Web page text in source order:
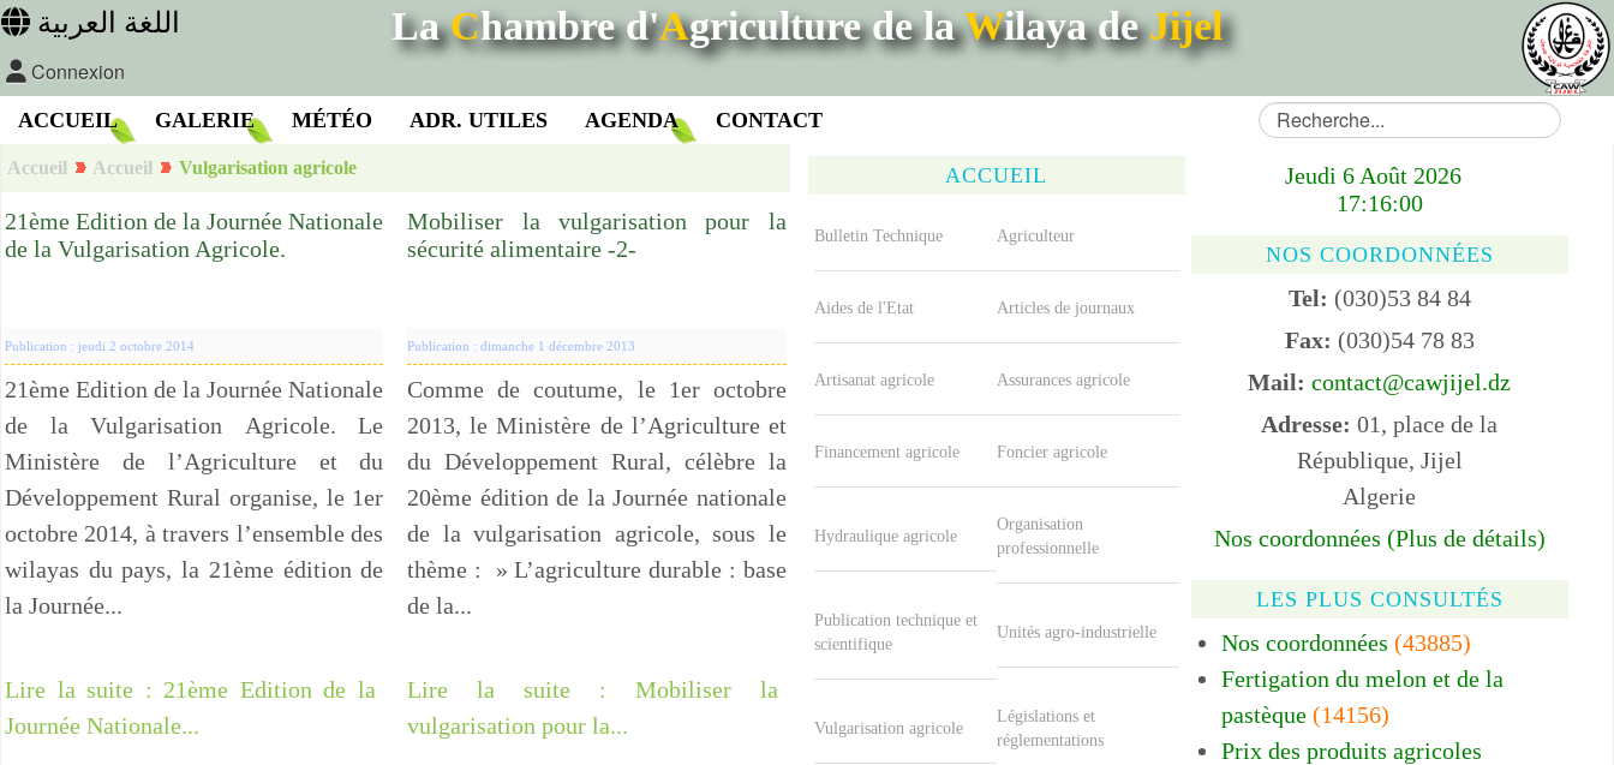
اللغة العربية LaChambre d'Agriculture de laWilaya deJijel
Connexion
ACCUEIL GALERIE MÉTÉO ADR. UTILES AGENDA CONTACT
Accueil Accueil Vulgarisation agricole
21ème Edition de la Journée Nationale
de la Vulgarisation Agricole.
Publication : jeudi 2 octobre 2014
21ème Edition de la Journée Nationale
de la Vulgarisation Agricole. Le
Ministère de l’Agriculture et du
Développement Rural organise, le 1er
octobre 2014, à travers l’ensemble des
wilayas du pays, la 21ème édition de
la Journée...
Lire la suite : 21ème Edition de la
Journée Nationale...
Mobiliser la vulgarisation pour la
sécurité alimentaire -2-
Publication : dimanche 1 décembre 2013
Comme de coutume, le 1er octobre
2013, le Ministère de l’Agriculture et
du Développement Rural, célèbre la
20ème édition de la Journée nationale
de la vulgarisation agricole, sous le
thème : » L’agriculture durable : base
de la...
Lire la suite : Mobiliser la
vulgarisation pour la...
ACCUEIL
Bulletin Technique Agriculteur
Aides de l'Etat Articles de journaux
Artisanat agricole Assurances agricole
Financement agricole Foncier agricole
Hydraulique agricole
Organisation
professionnelle
Publication technique et
scientifique
Unités agro-industrielle
Vulgarisation agricole
Législations et
réglementations
Jeudi 6 Août 2026
17:16:00
NOS COORDONNÉES
Tel: (030)53 84 84
Fax: (030)54 78 83
Mail: contact@cawjijel.dz
Adresse:01, place de la
République, Jijel
Algerie
Nos coordonnées (Plus de détails)
LES PLUS CONSULTÉS
Nos coordonnées (43885)
Fertigation du melon et de la
pastèque(14156)
Prix des produits agricoles